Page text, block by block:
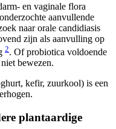
en vaginale flora
aanvullende
naar orale candidiasis
zijn als aanvulling op
2. Of probiotica voldoende
bewezen.
kefir, zuurkool) is een
plantaardige